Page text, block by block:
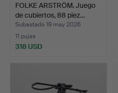
FOLKE ARSTRÖM. Juego
de cubiertos, 88 piez…
Subastado 19 may 2026
11 pujas
318 USD